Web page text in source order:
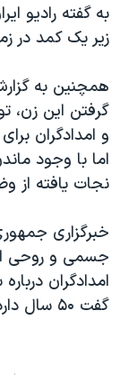
حقوق شهروندی
علم و فناوری
اسرائیل در جنگ
گالری عکس
آرشیو پخش زنده
انتخابات ریاست
حمله جمهوری
رمز مهسا
ورزش زنان در
اعتراضات زن،
مجموعه
دادگاه حمید نوری
چهل سال
قانون شفافیت
زبانهای
به گفته راديو
زير يک کمد در
همچنين به
گرفتن اين
و امدادگران
اما با وجود
نجات يافته از
خبرگزاری
جسمی و روحی
امدادگران
گفت ۵۰ سال دارد!